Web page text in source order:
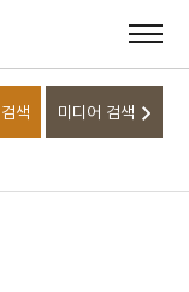
세요
검색 미디어 검색